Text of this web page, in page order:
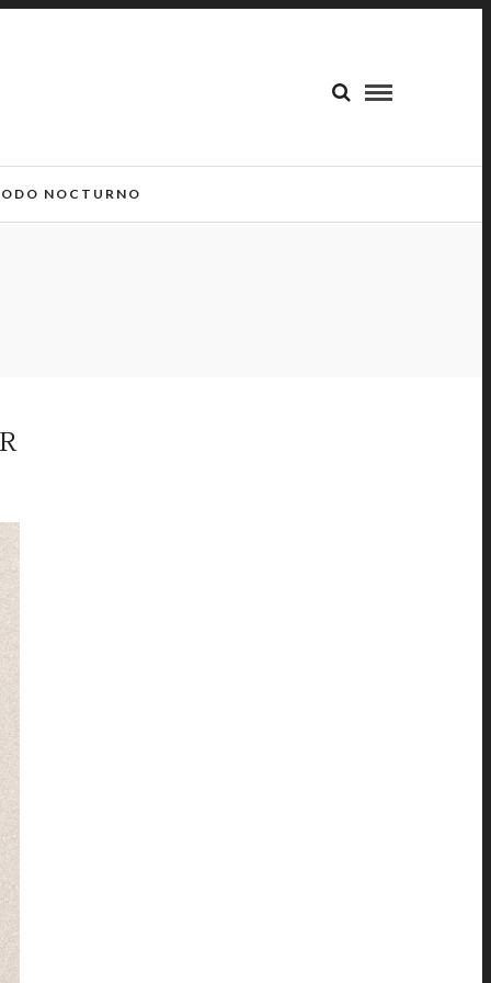
NOCTURNO